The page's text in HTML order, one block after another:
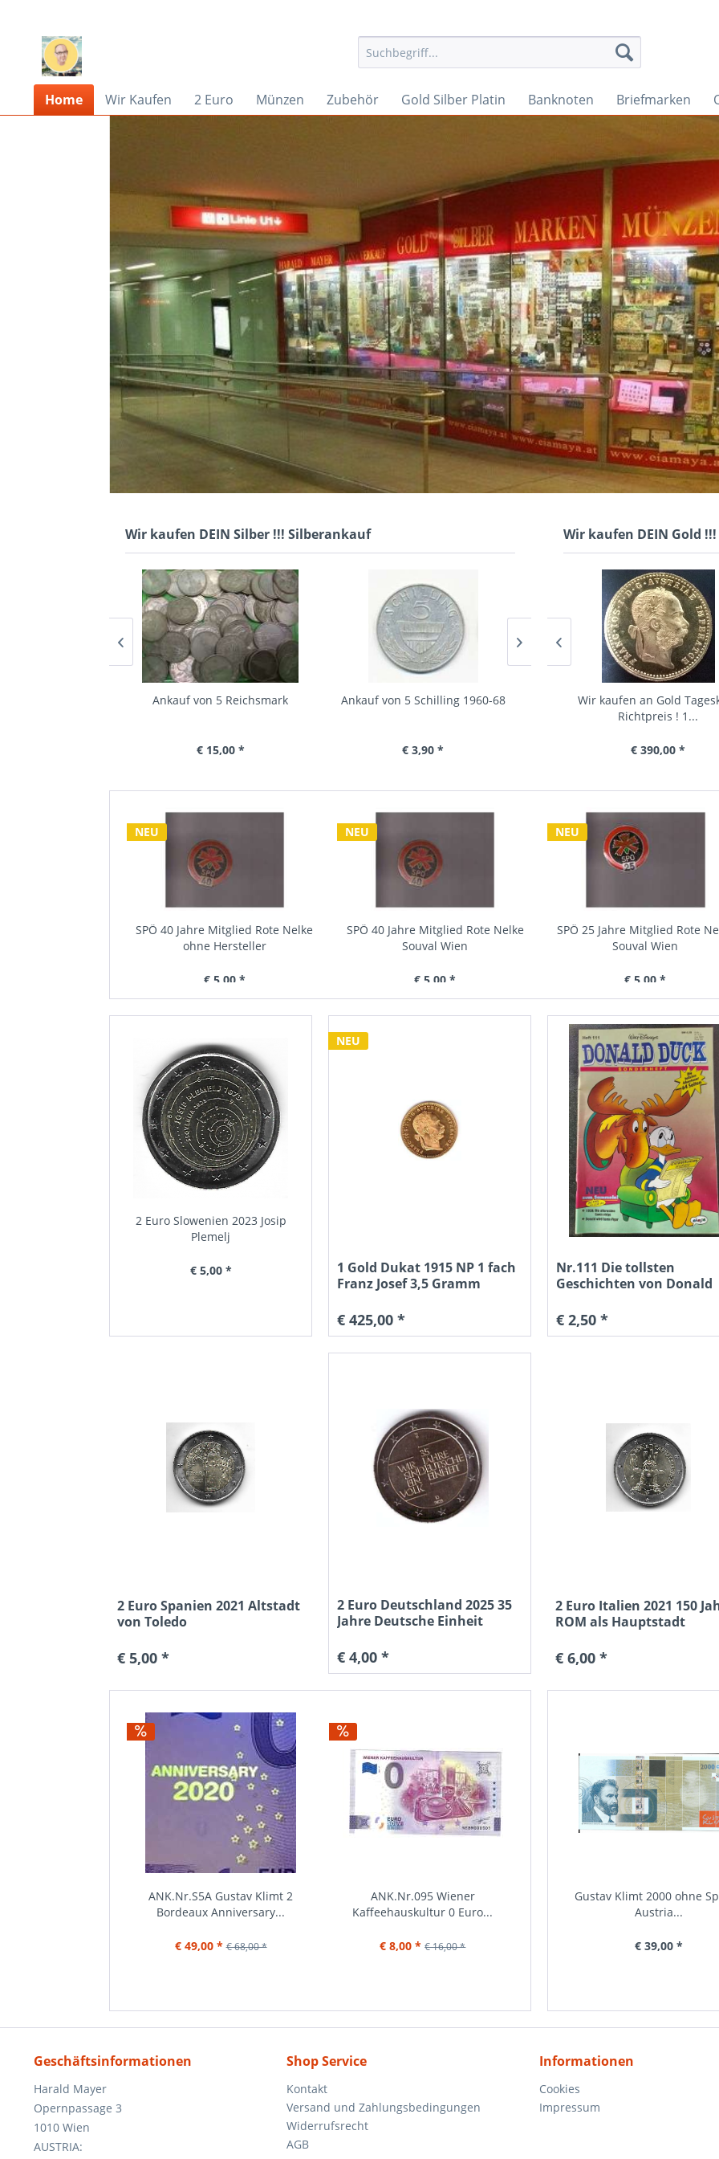
Home Wir Kaufen 2 Euro Münzen Zubehör Gold Silber Platin Banknoten Briefmarken
Nr.111 Die tollsten
Geschichten von Donald
€ 2,50 *
2 Euro Spanien 2021 Altstadt
von Toledo
€ 5,00 *
NEU
1 Gold Dukat 1915 NP 1 fach
Franz Josef 3,5 Gramm
€ 425,00 *
2 Euro Deutschland 2025 35
Jahre Deutsche Einheit
€ 4,00 *
2 Euro Italien 2021 150
ROM als Hauptstadt
€ 6,00 *
Wir kaufen DEIN Silber !!! Silberankauf
Ankauf von 5 Reichsmark
€ 15,00 *
Ankauf von 5 Schilling 1960-68
€ 3,90 *
Ankauf von 10 Schilling 1957-73
€ 5,70 *
Wir kaufen DEIN Gold
Wir kaufen an Gold Tageskurs
€ 72,10 *
Wir kaufen an Gold
Richtpreis ! 1...
€ 390,00 *
NEU
SPÖ 40 Jahre Mitglied Rote Nelke
ohne Hersteller
€ 5,00 *
NEU
SPÖ 40 Jahre Mitglied Rote Nelke
Souval Wien
€ 5,00 *
NEU
SPÖ 25 Jahre Mitglied Rote
Souval Wien
€ 5,00 *
ANK.Nr.S5A Gustav Klimt 2
Bordeaux Anniversary...
€ 49,00 * € 68,00 *
ANK.Nr.095 Wiener
Kaffeehauskultur 0 Euro...
€ 8,00 * € 16,00 *
ANK.Nr.105 Kunsthauswien 0
Euro Schein 2025-1
€ 10,00 *
100 Schilling 1945 Nr.1295 57432
ANK 253
€ 20,00 *
Gustav Klimt 2000 ohne
Austria...
€ 39,00 *
2 Euro Slowenien 2023 Josip
Plemelj
€ 5,00 * € 29,00 *
2 Euro Andorra 2023 30 Jahre
Beitritt UN
€ 29,00 *
2
Geschäftsinformationen
Harald Mayer
Opernpassage 3
1010 Wien
AUSTRIA:
Shop Service
Kontakt
Versand und Zahlungsbedingungen
Widerrufsrecht
AGB
Informationen
Cookies
Impressum